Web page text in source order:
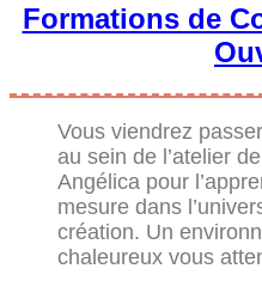
Formations de
Vous viendrez
au sein de l’atelier
Angélica pour
mesure dans
création. Un
chaleureux vous